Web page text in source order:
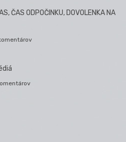
ČAS ODPOČINKU, DOVOLENKA NA